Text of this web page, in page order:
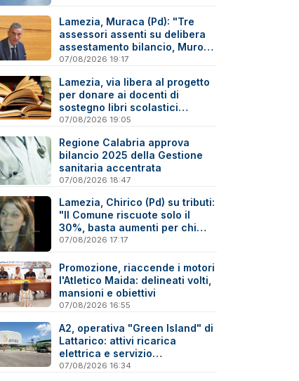
Lamezia, Muraca (Pd): "Tre
assessori assenti su delibera
assestamento bilancio, Murone
in difficoltà"
07/08/2026 19:17
Lamezia, via libera al progetto
per donare ai docenti di
sostegno libri scolastici
destinati al macero
07/08/2026 19:05
Regione Calabria approva
bilancio 2025 della Gestione
sanitaria accentrata
07/08/2026 18:47
Lamezia, Chirico (Pd) su tributi:
"Il Comune riscuote solo il
30%, basta aumenti per chi
paga"
07/08/2026 17:17
Promozione, riaccende i motori
l'Atletico Maida: delineati volti,
mansioni e obiettivi
07/08/2026 16:55
A2, operativa "Green Island" di
Lattarico: attivi ricarica
elettrica e servizio
sperimentale di soccorso
07/08/2026 16:34